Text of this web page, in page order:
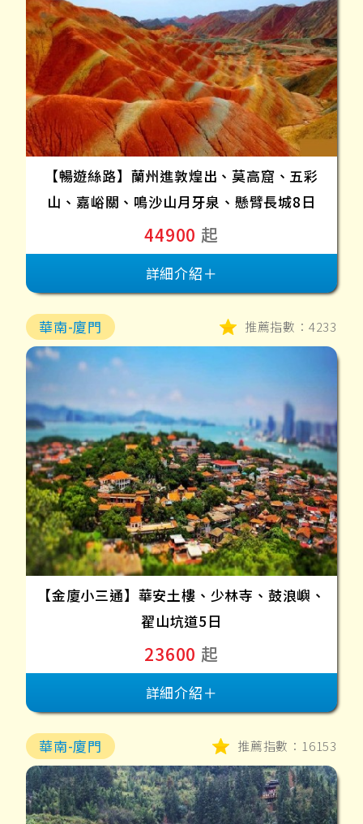
【暢遊絲路】蘭州進敦煌出、莫高窟、五彩
山、嘉峪關、鳴沙山月牙泉、懸臂長城8日
44900 起
詳細介紹＋
華南-廈門 推薦指數：4233
【金廈小三通】華安土樓、少林寺、鼓浪嶼、
翟山坑道5日
23600 起
詳細介紹＋
華南-廈門 推薦指數：16153